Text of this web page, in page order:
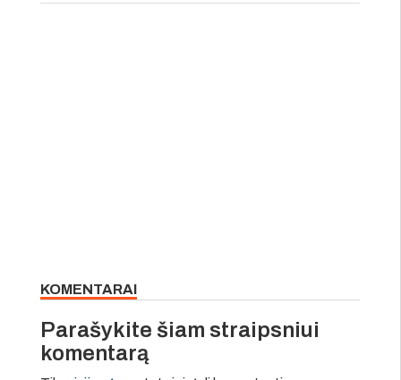
KOMENTARAI
Parašykite šiam straipsniui
komentarą